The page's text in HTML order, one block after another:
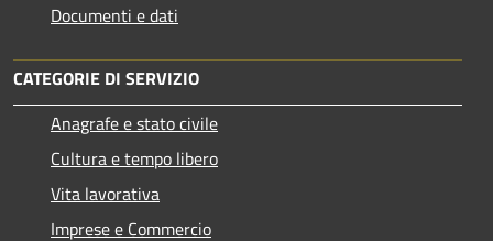
Documenti e dati
CATEGORIE DI SERVIZIO
Anagrafe e stato civile
Cultura e tempo libero
Vita lavorativa
Imprese e Commercio